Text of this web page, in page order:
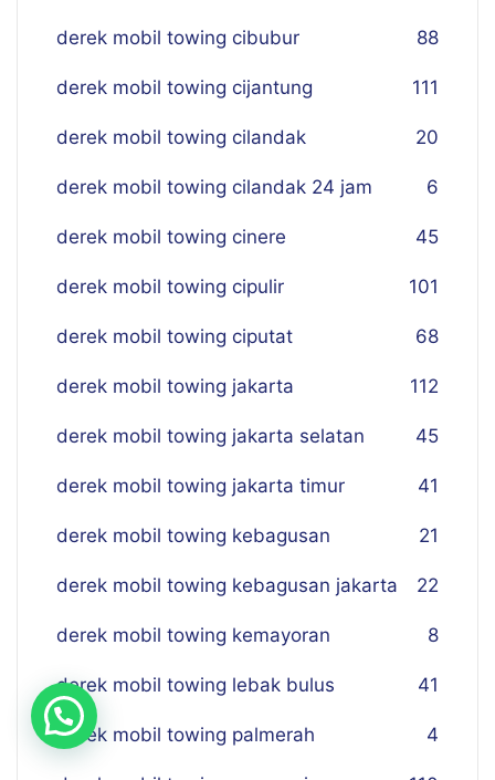
derek mobil towing cibubur 88
derek mobil towing cijantung 111
derek mobil towing cilandak 20
derek mobil towing cilandak 24 jam 6
derek mobil towing cinere 45
derek mobil towing cipulir 101
derek mobil towing ciputat 68
derek mobil towing jakarta 112
derek mobil towing jakarta selatan 45
derek mobil towing jakarta timur 41
derek mobil towing kebagusan 21
derek mobil towing kebagusan jakarta 22
derek mobil towing kemayoran 8
derek mobil towing lebak bulus 41
derek mobil towing palmerah 4